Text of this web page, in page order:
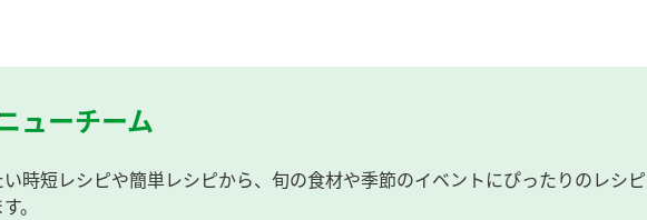
ューチーム
時短レシピや簡単レシピから、旬の食材や季節のイベントにぴったりのレシ
。